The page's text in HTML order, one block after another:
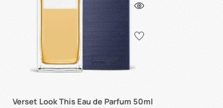
Verset Look This Eau de Parfum 50ml